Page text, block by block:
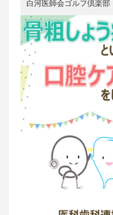
白河医師会ゴルフ倶楽部